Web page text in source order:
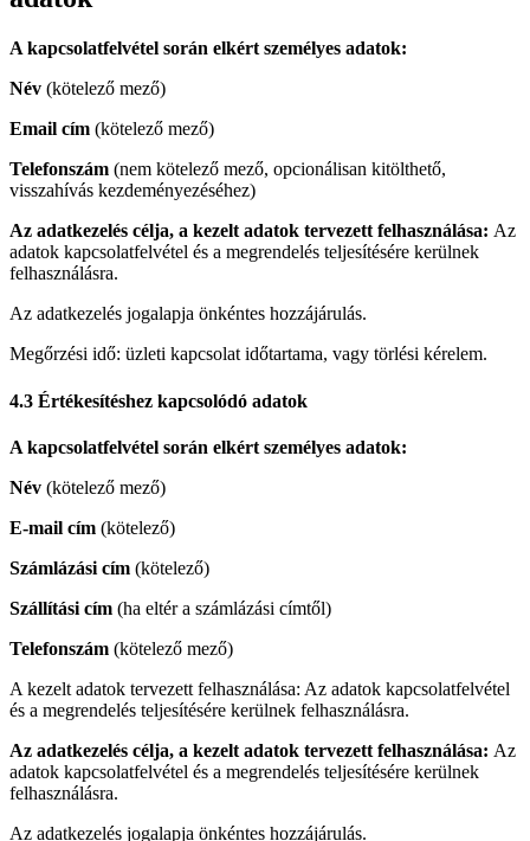
A kapcsolatfelvétel során elkért személyes adatok:
Név (kötelező mező)
Email cím (kötelező mező)
Telefonszám (nem kötelező mező, opcionálisan kitölthető,
visszahívás kezdeményezéséhez)
Az adatkezelés célja, a kezelt adatok tervezett felhasználása: Az
adatok kapcsolatfelvétel és a megrendelés teljesítésére kerülnek
felhasználásra.
Az adatkezelés jogalapja önkéntes hozzájárulás.
Megőrzési idő: üzleti kapcsolat időtartama, vagy törlési kérelem.
4.3 Értékesítéshez kapcsolódó adatok
A kapcsolatfelvétel során elkért személyes adatok:
Név (kötelező mező)
E-mail cím (kötelező)
Számlázási cím (kötelező)
Szállítási cím (ha eltér a számlázási címtől)
Telefonszám (kötelező mező)
A kezelt adatok tervezett felhasználása: Az adatok kapcsolatfelvétel
és a megrendelés teljesítésére kerülnek felhasználásra.
Az adatkezelés célja, a kezelt adatok tervezett felhasználása: Az
adatok kapcsolatfelvétel és a megrendelés teljesítésére kerülnek
felhasználásra.
Az adatkezelés jogalapja önkéntes hozzájárulás.